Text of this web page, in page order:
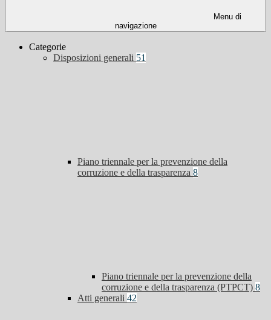
Menu di
navigazione
Categorie
Disposizioni generali 51
Piano triennale per la prevenzione della
corruzione e della trasparenza 8
Piano triennale per la prevenzione della
corruzione e della trasparenza (PTPCT) 8
Atti generali 42